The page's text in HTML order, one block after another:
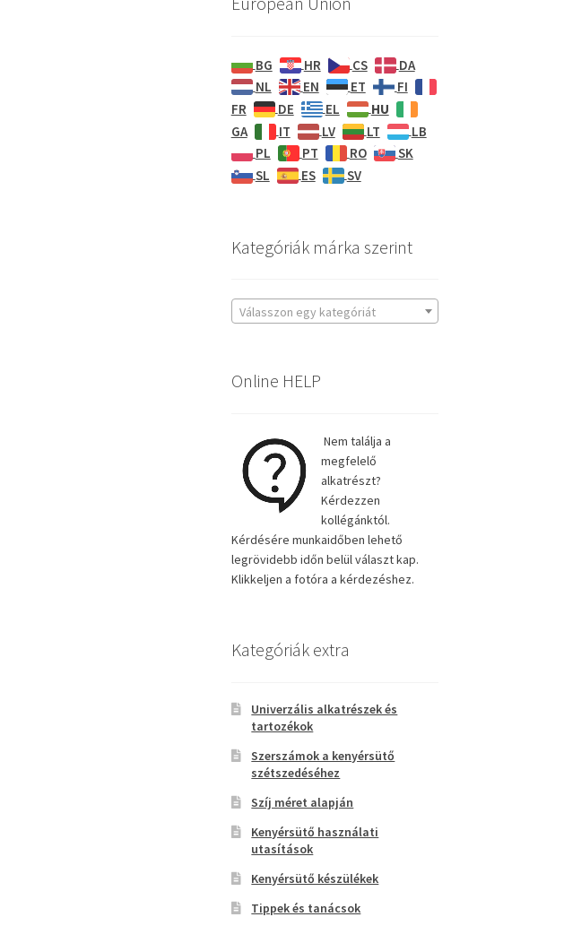
BG HR CS
DA
NL
EN ET
FI
FR
DE EL
HU
GA
IT LV LT
LB
PL
PT RO
SK
SL
ES SV
Kategóriák márka szerint
Válasszon egy kategóriát
Online HELP
Nem találja a
megfelelő
alkatrészt?
Kérdezzen
kollégánktól.
Kérdésére munkaidőben lehető
legrövidebb időn belül választ kap.
Klikkeljen a fotóra a kérdezéshez.
Kategóriák extra
Univerzális alkatrészek és
tartozékok
Szerszámok a kenyérsütő
szétszedéséhez
Szíj méret alapján
Kenyérsütő használati
utasítások
Kenyérsütő készülékek
Tippek és tanácsok